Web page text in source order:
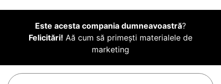
Este acesta compania dumneavoastră?
Felicitări! Aă cum să primești materialele de
marketing